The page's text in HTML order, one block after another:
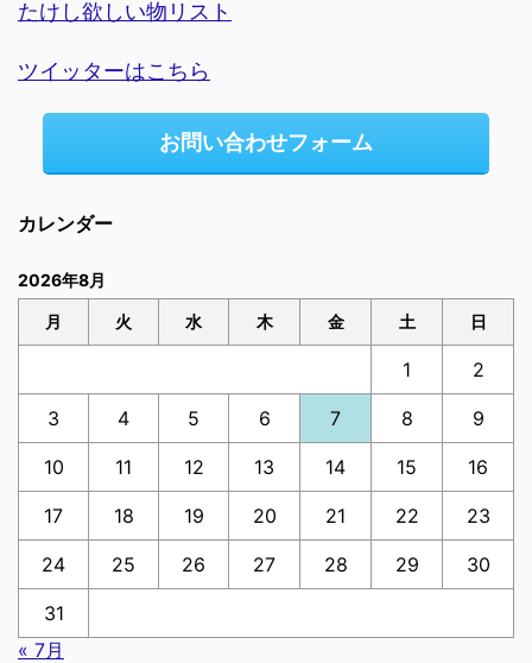
たけし欲しい物リスト
ツイッターはこちら
お問い合わせフォーム
カレンダー
2026年8月
月 火 水 木 金 土 日
1 2
3 4 5 6 7 8 9
10 11 12 13 14 15 16
17 18 19 20 21 22 23
24 25 26 27 28 29 30
31
« 7月